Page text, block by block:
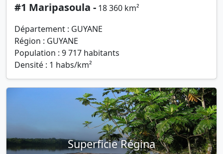
#1 Maripasoula - 18 360 km²
Département : GUYANE
Région : GUYANE
Population : 9 717 habitants
Densité : 1 habs/km²
Superficie Régina